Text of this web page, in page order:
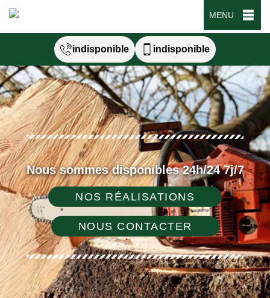
MENU
indisponible indisponible
Nous sommes disponibles 24h/24 7j/7
NOS RÉALISATIONS
NOUS CONTACTER